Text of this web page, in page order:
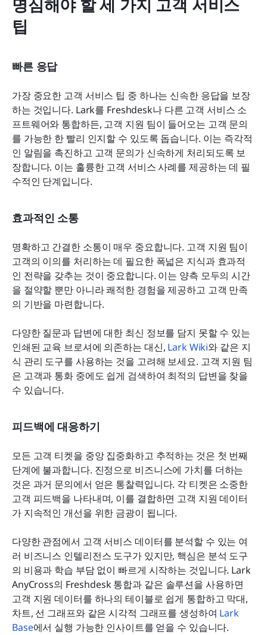
명심해야 할 세 가지 고객 서비스
팁
빠른 응답
가장 중요한 고객 서비스 팁 중 하나는 신속한 응답을 보장
하는 것입니다. Lark를 Freshdesk나 다른 고객 서비스 소
프트웨어와 통합하든, 고객 지원 팀이 들어오는 고객 문의
를 가능한 한 빨리 인지할 수 있도록 돕습니다. 이는 즉각적
인 알림을 촉진하고 고객 문의가 신속하게 처리되도록 보
장합니다. 이는 훌륭한 고객 서비스 사례를 제공하는 데 필
수적인 단계입니다.
효과적인 소통
명확하고 간결한 소통이 매우 중요합니다. 고객 지원 팀이
고객의 이의를 처리하는 데 필요한 폭넓은 지식과 효과적
인 전략을 갖추는 것이 중요합니다. 이는 양측 모두의 시간
을 절약할 뿐만 아니라 쾌적한 경험을 제공하고 고객 만족
의 기반을 마련합니다.
다양한 질문과 답변에 대한 최신 정보를 담지 못할 수 있는
인쇄된 교육 브로셔에 의존하는 대신, Lark Wiki와 같은 지
식 관리 도구를 사용하는 것을 고려해 보세요. 고객 지원 팀
은 고객과 통화 중에도 쉽게 검색하여 최적의 답변을 찾을
수 있습니다.
피드백에 대응하기
모든 고객 티켓을 중앙 집중화하고 추적하는 것은 첫 번째
단계에 불과합니다. 진정으로 비즈니스에 가치를 더하는
것은 과거 문의에서 얻은 통찰력입니다. 각 티켓은 소중한
고객 피드백을 나타내며, 이를 결합하면 고객 지원 데이터
가 지속적인 개선을 위한 금광이 됩니다.
다양한 관점에서 고객 서비스 데이터를 분석할 수 있는 여
러 비즈니스 인텔리전스 도구가 있지만, 핵심은 분석 도구
의 비용과 학습 부담 없이 빠르게 시작하는 것입니다. Lark
AnyCross의 Freshdesk 통합과 같은 솔루션을 사용하면
고객 지원 데이터를 하나의 테이블로 쉽게 통합하고 막대,
차트, 선 그래프와 같은 시각적 그래프를 생성하여 Lark
Base에서 실행 가능한 인사이트를 얻을 수 있습니다.